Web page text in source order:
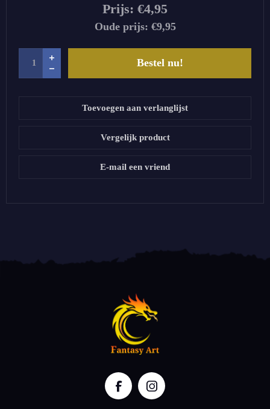
Prijs: €4,95
Oude prijs: €9,95
Bestel nu!
Toevoegen aan verlanglijst
Vergelijk product
E-mail een vriend